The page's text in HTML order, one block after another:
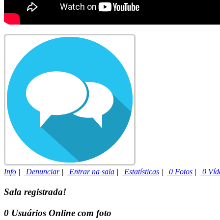
Info | Denunciar| Entrar na sala | Estatísticas | 0 Fotos | 0
Sala registrada!
0 Usuários Online com foto